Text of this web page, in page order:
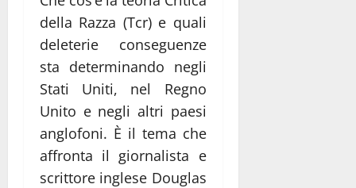
della Razza (Tcr) e quali
deleterie conseguenze
sta determinando negli
Stati Uniti, nel Regno
Unito e negli altri paesi
anglofoni. È il tema che
affronta il giornalista e
scrittore inglese Douglas